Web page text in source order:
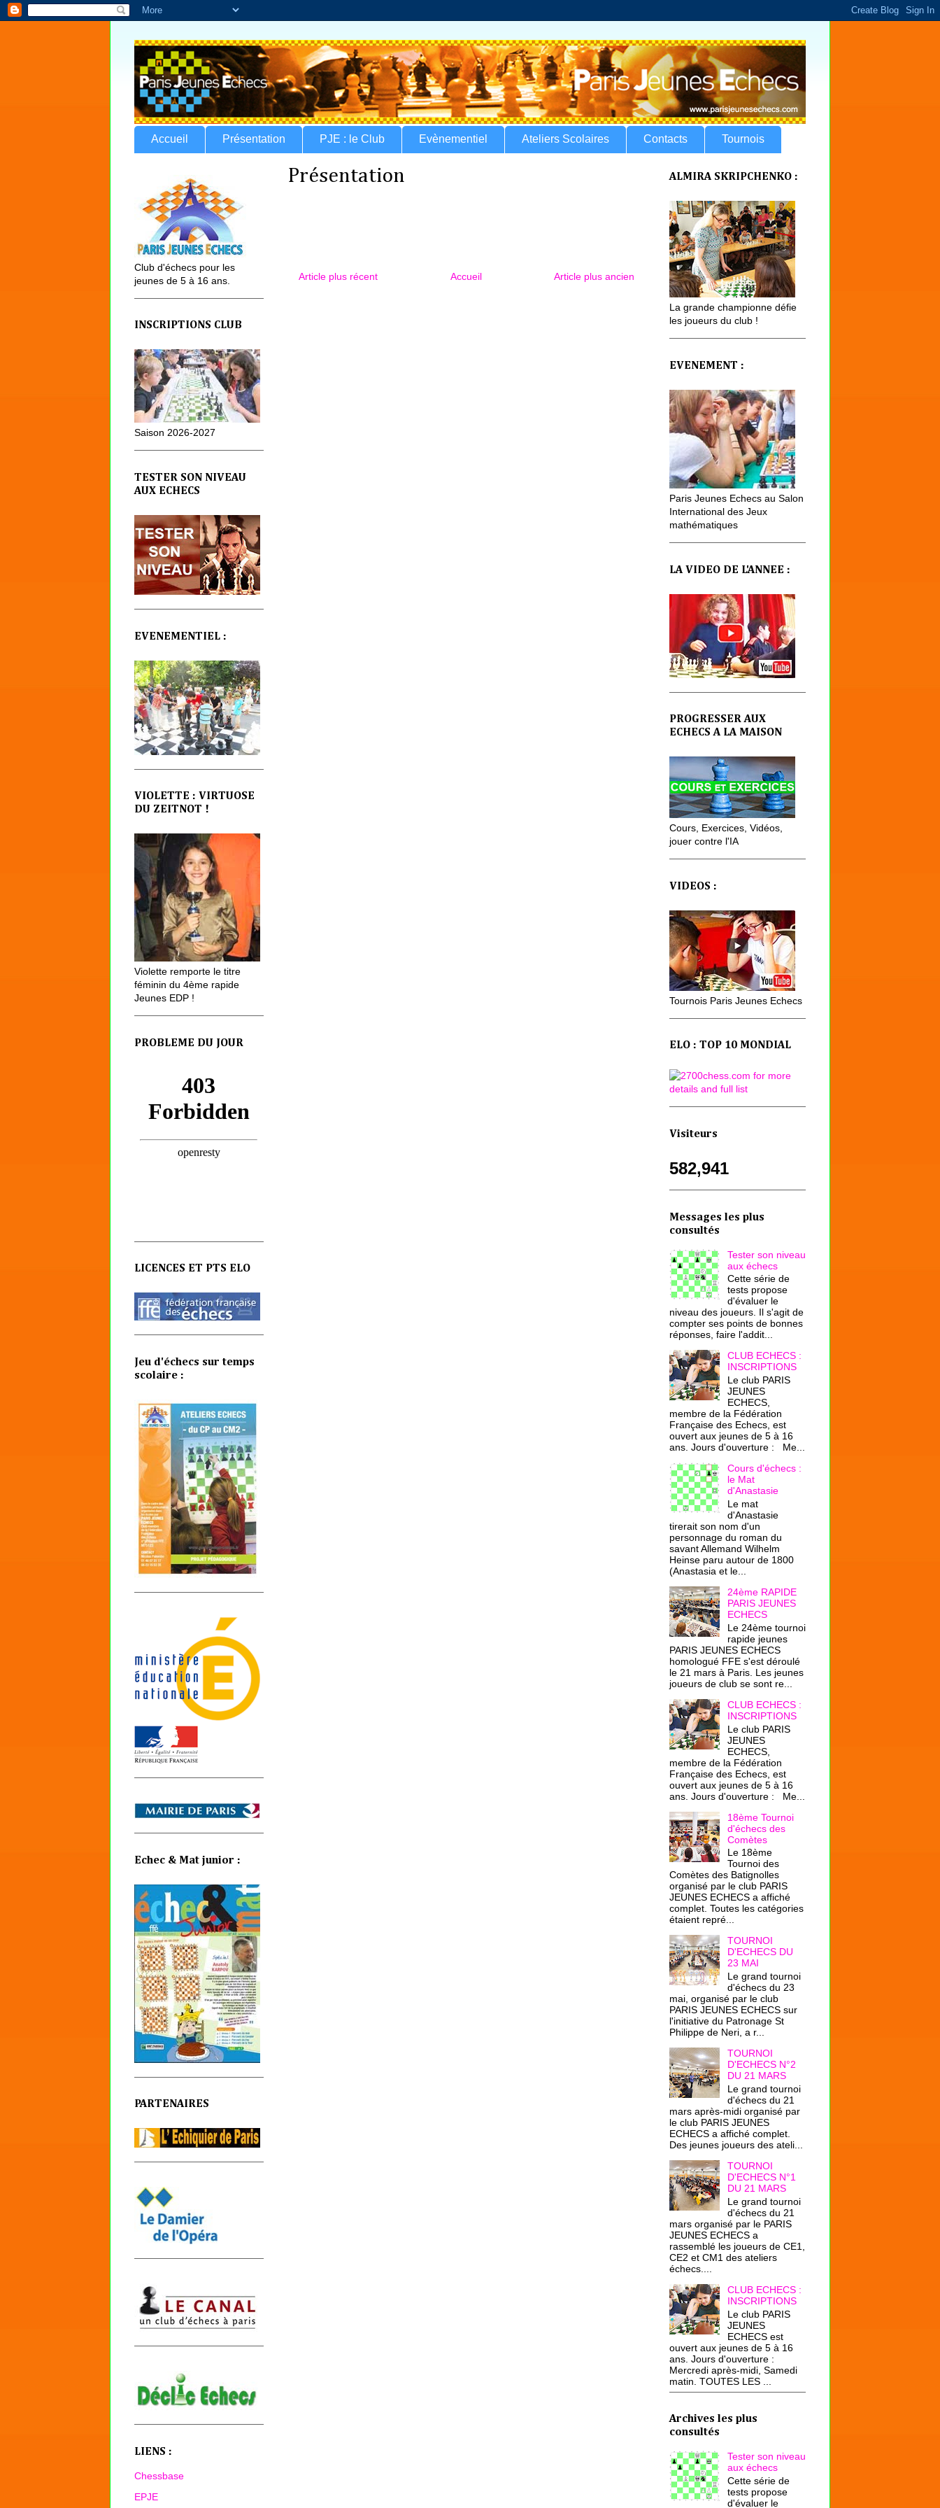
Accueil Présentation PJE : le Club Evènementiel Ateliers Scolaires Contacts Tournois
Présentation
Article plus récent Article plus ancien
Accueil
Club d'échecs pour les
jeunes de 5 à 16 ans.
INSCRIPTIONS CLUB
Saison 2026-2027
TESTER SON NIVEAU
AUX ECHECS
EVENEMENTIEL :
VIOLETTE : VIRTUOSE
DU ZEITNOT !
Violette remporte le titre
féminin du 4ème rapide
Jeunes EDP !
PROBLEME DU JOUR
LICENCES ET PTS ELO
Jeu d'échecs sur temps
scolaire :
Echec & Mat junior :
PARTENAIRES
LIENS :
Chessbase
EPJE
ALMIRA SKRIPCHENKO :
La grande championne défie
les joueurs du club !
EVENEMENT :
Paris Jeunes Echecs au Salon
International des Jeux
mathématiques
LA VIDEO DE L'ANNEE :
PROGRESSER AUX
ECHECS A LA MAISON
Cours, Exercices, Vidéos,
jouer contre l'IA
VIDEOS :
Tournois Paris Jeunes Echecs
ELO : TOP 10 MONDIAL
Visiteurs
582,941
Messages les plus
consultés
Tester son niveau
aux échecs
Cette série de
tests propose
d'évaluer le
niveau des joueurs. Il s'agit de
compter ses points de bonnes
réponses, faire l'addit...
CLUB ECHECS :
INSCRIPTIONS
Le club PARIS
JEUNES
ECHECS,
membre de la Fédération
Française des Echecs, est
ouvert aux jeunes de 5 à 16
ans. Jours d'ouverture : Me...
Cours d'échecs :
le Mat
d'Anastasie
Le mat
d'Anastasie
tirerait son nom d'un
personnage du roman du
savant Allemand Wilhelm
Heinse paru autour de 1800
(Anastasia et le...
24ème RAPIDE
PARIS JEUNES
ECHECS
Le 24ème tournoi
rapide jeunes
PARIS JEUNES ECHECS
homologué FFE s'est déroulé
le 21 mars à Paris. Les jeunes
joueurs de club se sont re...
CLUB ECHECS :
INSCRIPTIONS
Le club PARIS
JEUNES
ECHECS,
membre de la Fédération
Française des Echecs, est
ouvert aux jeunes de 5 à 16
ans. Jours d'ouverture : Me...
18ème Tournoi
d'échecs des
Comètes
Le 18ème
Tournoi des
Comètes des Batignolles
organisé par le club PARIS
JEUNES ECHECS a affiché
complet. Toutes les catégories
étaient repré...
TOURNOI
D'ECHECS DU
23 MAI
Le grand tournoi
d'échecs du 23
mai, organisé par le club
PARIS JEUNES ECHECS sur
l'initiative du Patronage St
Philippe de Neri, a r...
TOURNOI
D'ECHECS N°2
DU 21 MARS
Le grand tournoi
d'échecs du 21
mars après-midi organisé par
le club PARIS JEUNES
ECHECS a affiché complet.
Des jeunes joueurs des ateli...
TOURNOI
D'ECHECS N°1
DU 21 MARS
Le grand tournoi
d'échecs du 21
mars organisé par le PARIS
JEUNES ECHECS a
rassemblé les joueurs de CE1,
CE2 et CM1 des ateliers
échecs....
CLUB ECHECS :
INSCRIPTIONS
Le club PARIS
JEUNES
ECHECS est
ouvert aux jeunes de 5 à 16
ans. Jours d'ouverture :
Mercredi après-midi, Samedi
matin. TOUTES LES ...
Archives les plus
consultés
Tester son niveau
aux échecs
Cette série de
tests propose
d'évaluer le